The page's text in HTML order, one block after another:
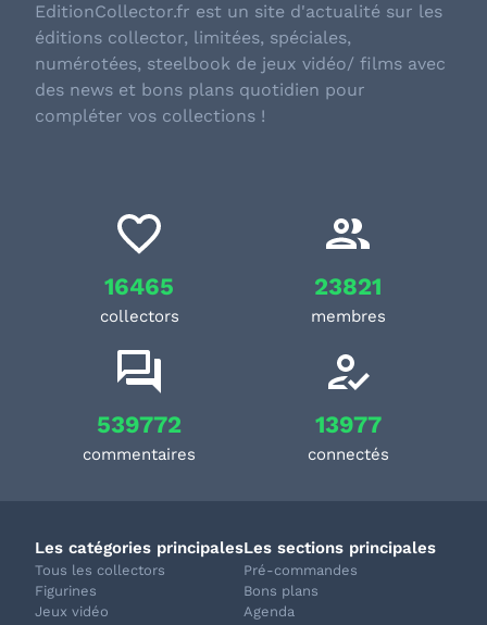
EditionCollector.fr est un site d'actualité sur les
éditions collector, limitées, spéciales,
numérotées, steelbook de jeux vidéo/ films avec
des news et bons plans quotidien pour
compléter vos collections !
16465
collectors
23821
membres
539772
commentaires
13977
connectés
Les catégories principales
Tous les collectors
Figurines
Jeux vidéo
Les sections principales
Pré-commandes
Bons plans
Agenda